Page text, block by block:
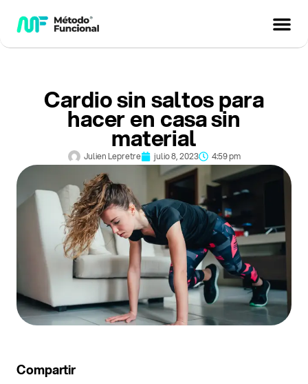
Cardio sin saltos para
hacer en casa sin
material
Julien Lepretre julio 8, 2023 4:59 pm
Compartir